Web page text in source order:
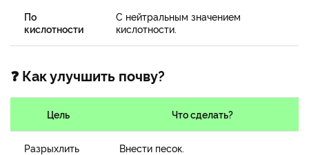
По
кислотности
С нейтральным значением
кислотности.
❓ Как улучшить почву?
Цель Что сделать?
Разрыхлить Внести песок.